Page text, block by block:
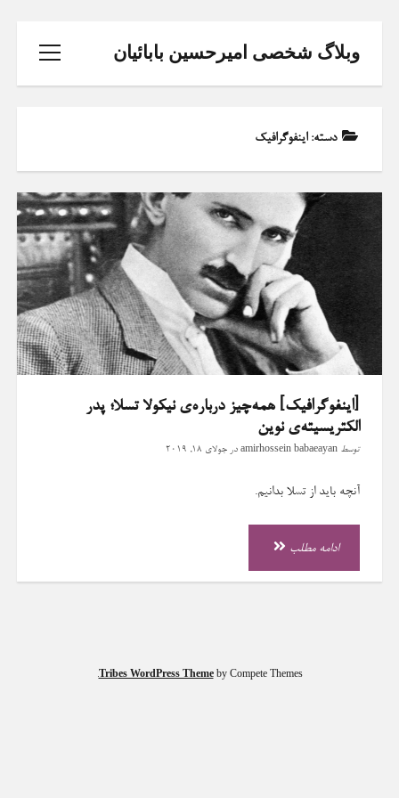
وبلاگ شخصی امیرحسین بابائیان
باز
کردن
خانه
تحلیل و طراحی سیستم ها
ثبت نام دوره پایتون
دسته:اینفوگرافیک
[اینفوگرافیک] همه‌چیز درباره‌ی نیکولا تسلا؛ پدر
الکتریسیته‌ی نوین
توسط amirhossein babaeayan درجولای 18, 2019
آنچه باید از تسلا بدانیم.
ادامه مطلب [اینفوگرافیک]
الکتریسیته‌ی
Tribes WordPress Themeby Compete Themes.